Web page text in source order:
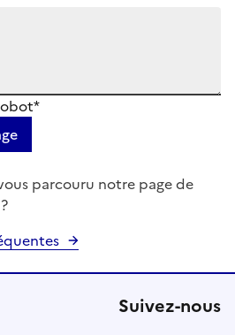
parcouru notre page de
Suivez-nous